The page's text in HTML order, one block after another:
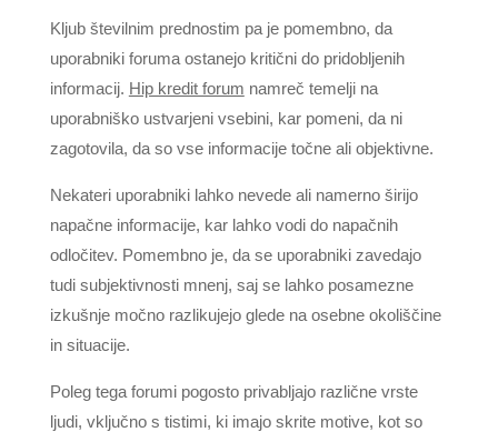
Kljub številnim prednostim pa je pomembno, da
uporabniki foruma ostanejo kritični do pridobljenih
informacij. Hip kredit forum namreč temelji na
uporabniško ustvarjeni vsebini, kar pomeni, da ni
zagotovila, da so vse informacije točne ali objektivne.
Nekateri uporabniki lahko nevede ali namerno širijo
napačne informacije, kar lahko vodi do napačnih
odločitev. Pomembno je, da se uporabniki zavedajo
tudi subjektivnosti mnenj, saj se lahko posamezne
izkušnje močno razlikujejo glede na osebne okoliščine
in situacije.
Poleg tega forumi pogosto privabljajo različne vrste
ljudi, vključno s tistimi, ki imajo skrite motive, kot so